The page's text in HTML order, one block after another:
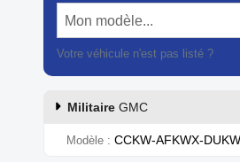
Mon modèle...
Votre véhicule n'est pas listé ?
Militaire GMC
Modèle CCKW-AFKWX-DUKW